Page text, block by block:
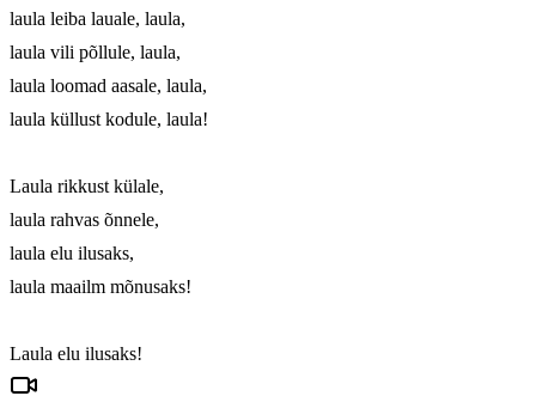
laula leiba lauale, laula,
laula vili põllule, laula,
laula loomad aasale, laula,
laula küllust kodule, laula!
Laula rikkust külale,
laula rahvas õnnele,
laula elu ilusaks,
laula maailm mõnusaks!
Laula elu ilusaks!